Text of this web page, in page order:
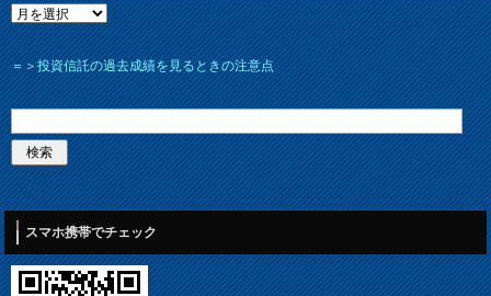
＝＞投資信託の過去成績を見るときの注意点
スマホ携帯でチェック